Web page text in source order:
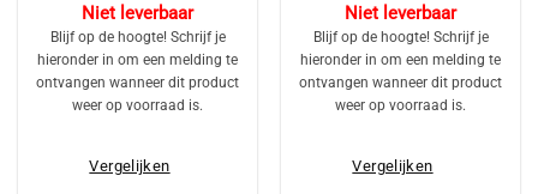
Niet leverbaar
Blijf op de hoogte! Schrijf je
hieronder in om een melding te
ontvangen wanneer dit product
weer op voorraad is.
Vergelijken
Niet leverbaar
Blijf op de hoogte! Schrijf je
hieronder in om een melding te
ontvangen wanneer dit product
weer op voorraad is.
Vergelijken